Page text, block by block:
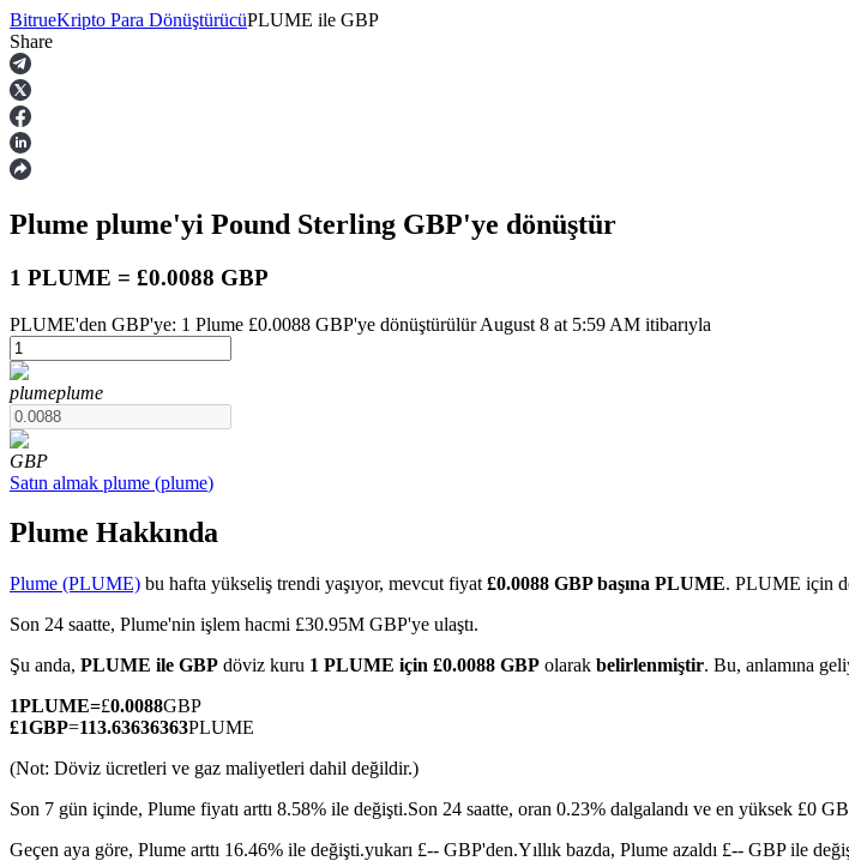
Vadeli İşlemler
USDT Vadeli İşlemleri
Teminat olarak USDT kullanan vadeli işlemler
TradFi
Hisse senetleri, döviz, değerli metaller ve emtia türevleri
BitrueKripto Para DönüştürücüPLUME ile GBP
Share
Plume plume'yi Pound Sterling GBP'ye dönüştür
1 PLUME = £0.0088 GBP
PLUME'den GBP'ye: 1 Plume £0.0088 GBP'ye dönüştürülür August 8 at 5:59 AM itibarıyla
plumeplume
GBP
Satın almak plume (plume)
Plume Hakkında
Plume (PLUME) bu hafta yükseliş trendi yaşıyor, mevcut fiyat £0.0088 GBP başına PLUME. PLUME için
Son 24 saatte, Plume'nin işlem hacmi £30.95M GBP'ye ulaştı.
Şu anda, PLUME ile GBP döviz kuru 1 PLUME için £0.0088 GBP olarak belirlenmiştir. Bu, anlamına
1PLUME=£0.0088GBP
£1GBP=113.63636363PLUME
(Not: Döviz ücretleri ve gaz maliyetleri dahil değildir.)
Son 7 gün içinde, Plume fiyatı arttı 8.58% ile değişti.Son 24 saatte, oran 0.23% dalgalandı ve en yüksek £0
Geçen aya göre, Plume arttı 16.46% ile değişti.yukarı £-- GBP'den.Yıllık bazda, Plume azaldı £-- GBP ile